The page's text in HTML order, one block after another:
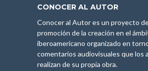
CONOCER AL AUTOR
Conocer al Autor es un proyecto
promoción de la creación en el
iberoamericano organizado en
comentarios audiovisuales que los
realizan de su propia obra.